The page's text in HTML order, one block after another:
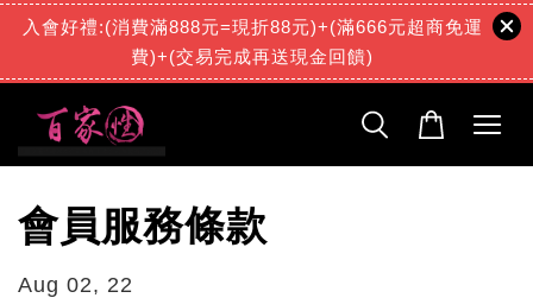
入會好禮:(消費滿888元=現折88元)+(滿666元超商免運
費)+(交易完成再送現金回饋)
會員服務條款
Aug 02, 22